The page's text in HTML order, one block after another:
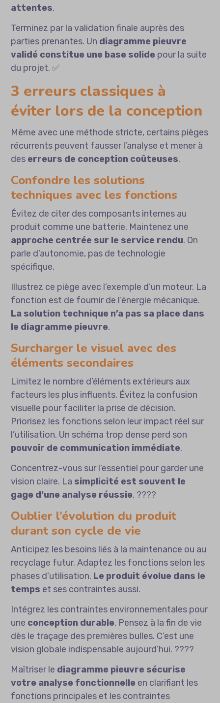
attentes.
Terminez par la validation finale auprès des
parties prenantes. Un diagramme pieuvre
validé constitue une base solide pour la suite
du projet. ✅
3 erreurs classiques à
éviter lors de la conception
Même avec une méthode stricte, certains pièges
récurrents peuvent fausser l’analyse et mener à
des erreurs de conception coûteuses.
Confondre les solutions
techniques avec les fonctions
Évitez de citer des composants internes au
produit comme une batterie. Maintenez une
approche centrée sur le service rendu. On
parle d’autonomie, pas de technologie
spécifique.
Illustrez ce piège avec l’exemple d’un moteur. La
fonction est de fournir de l’énergie mécanique.
La solution technique n’a pas sa place dans
le diagramme pieuvre.
Surcharger le visuel avec des
éléments secondaires
Limitez le nombre d’éléments extérieurs aux
facteurs les plus influents. Évitez la confusion
visuelle pour faciliter la prise de décision.
Priorisez les fonctions selon leur impact réel sur
l’utilisation. Un schéma trop dense perd son
pouvoir de communication immédiate.
Concentrez-vous sur l’essentiel pour garder une
vision claire. La simplicité est souvent le
gage d’une analyse réussie. ????
Oublier l’évolution du produit
durant son cycle de vie
Anticipez les besoins liés à la maintenance ou au
recyclage futur. Adaptez les fonctions selon les
phases d’utilisation. Le produit évolue dans le
temps et ses contraintes aussi.
Intégrez les contraintes environnementales pour
une conception durable. Pensez à la fin de vie
dès le traçage des premières bulles. C’est une
vision globale indispensable aujourd’hui. ????
Maîtriser le diagramme pieuvre sécurise
votre analyse fonctionnelle en clarifiant les
fonctions principales et les contraintes